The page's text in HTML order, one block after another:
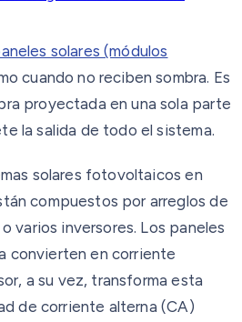
solares (módulos
cuando no reciben sombra. Es
proyectada en una sola parte
la salida de todo el sistema.
solares fotovoltaicos en
compuestos por arreglos de
varios inversores. Los paneles
convierten en corriente
a su vez, transforma esta
de corriente alterna (CA)